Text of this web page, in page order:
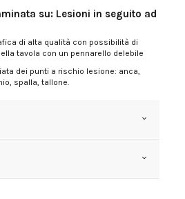
su: Lesioni in seguito ad
di alta qualità con possibilità di
tavola con un pennarello delebile
dei punti a rischio lesione: anca,
spalla, tallone.